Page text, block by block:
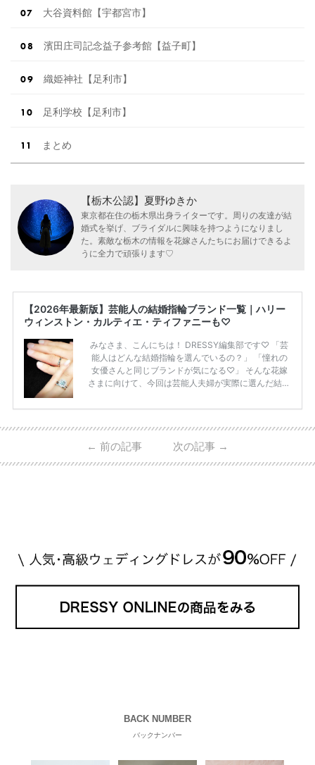
大谷資料館【宇都宮市】
濱田庄司記念益子参考館【益子町】
織姫神社【足利市】
足利学校【足利市】
まとめ
【栃木公認】夏野ゆきか
東京都在住の栃木県出身ライターです。周りの友達が結
婚式を挙げ、ブライダルに興味を持つようになりまし
た。素敵な栃木の情報を花嫁さんたちにお届けできるよ
うに全力で頑張ります♡
【2026年最新版】芸能人の結婚指輪ブランド一覧｜ハリー
ウィンストン・カルティエ・ティファニーも♡
みなさま、こんにちは！ DRESSY編集部です♡ 「芸
能人はどんな結婚指輪を選んでいるの？」 「憧れの
女優さんと同じブランドが気になる♡」 そんな花嫁
さまに向けて、今回は芸能人夫婦が実際に選んだ結婚
ーウィンストンやカルティエ、ティファニーなど世界
日本で人気のブランドまで幅広くご紹介。 さらに、
・愛用している芸能人夫婦 ・リングの特徴や魅力 ・
← 前の記事 次の記事 →
BACK NUMBER
バックナンバー